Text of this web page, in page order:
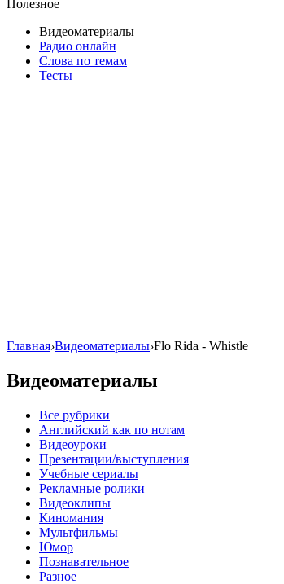
Полезное
Видеоматериалы
Радио онлайн
Слова по темам
Тесты
Главная›Видеоматериалы›Flo Rida - Whistle
Видеоматериалы
Все рубрики
Английский как по нотам
Видеоуроки
Презентации/выступления
Учебные сериалы
Рекламные ролики
Видеоклипы
Киномания
Мультфильмы
Юмор
Познавательное
Разное